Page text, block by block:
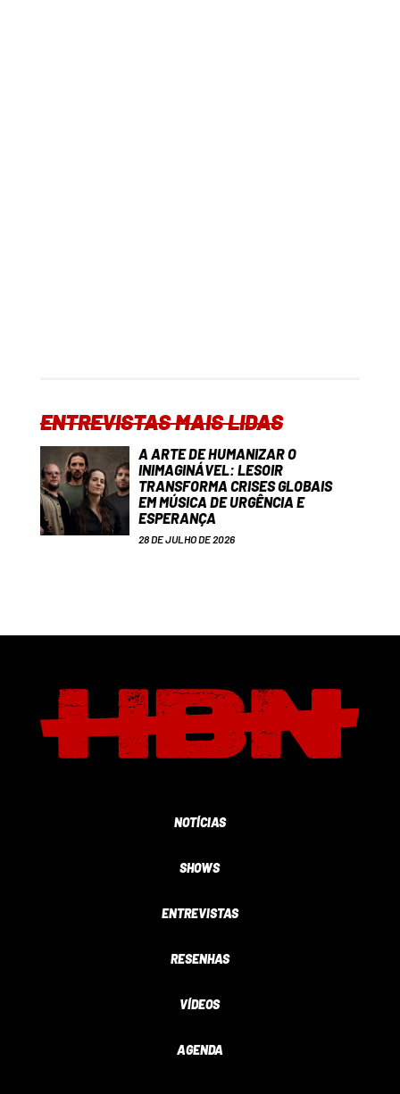
ENTREVISTAS MAIS LIDAS
A ARTE DE HUMANIZAR O
INIMAGINÁVEL: LESOIR
TRANSFORMA CRISES GLOBAIS
EM MÚSICA DE URGÊNCIA E
ESPERANÇA
28 DE JULHO DE 2026
NOTÍCIAS
SHOWS
ENTREVISTAS
RESENHAS
VÍDEOS
AGENDA